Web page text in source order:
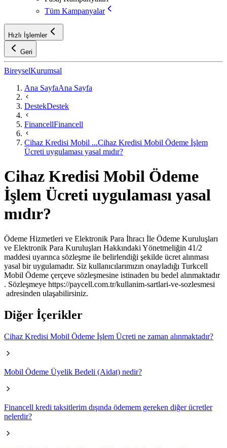
Tüm Kampanyalar
Hızlı İşlemler
Geri
BireyselKurumsal
Ana SayfaAna Sayfa
DestekDestek
FinancellFinancell
Cihaz Kredisi Mobil ...Cihaz Kredisi Mobil Ödeme İşlem
Ücreti uygulaması yasal mıdır?
Cihaz Kredisi Mobil Ödeme
İşlem Ücreti uygulaması yasal
mıdır?
​Ödeme Hizmetleri ve Elektronik Para İhracı İle Ödeme Kuruluşları
ve Elektronik Para Kuruluşları Hakkındaki Yönetmeliğin 41/2
maddesi uyarınca sözleşme ile belirlendiği şekilde ücret alınması
yasal bir uygulamadır. Siz kullanıcılarımızın onayladığı Turkcell
Mobil Ödeme çerçeve sözleşmesine istinaden bu bedel alınmaktadır
. Sözleşmeye https://paycell.com.tr/kullanim-sartlari-ve-sozlesmesi​
adresinden ulaşabilirsiniz.
Diğer İçerikler
Cihaz Kredisi Mobil Ödeme İşlem Ücreti ne zaman alınmaktadır?
Mobil Ödeme Üyelik Bedeli (Aidat) nedir?
Financell kredi taksitlerim dışında ödemem gereken diğer ücretler
nelerdir?